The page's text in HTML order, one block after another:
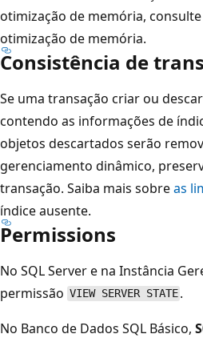
otimização de memória, consulte
otimização de memória.
Consistência de
Se uma transação criar ou
contendo as informações de
objetos descartados serão
gerenciamento dinâmico,
transação. Saiba mais sobreas
índice ausente.
Permissions
No SQL Server e na Instância
permissão VIEW SERVER STATE .
No Banco de Dados SQL Básico,